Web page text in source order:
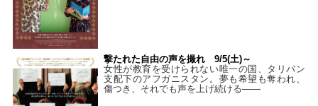
撃たれた自由の声を撮れ 9/5(土)～
女性が教育を受けられない唯一の国、タリバン
支配下のアフガニスタン。夢も希望も奪われ、
傷つき、それでも声を上げ続ける——